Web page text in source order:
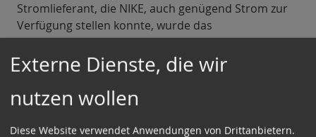
Stromlieferant, die NIKE, auch genügend Strom zur
Verfügung stellen konnte, wurde das
Transformatorenhäuschen (jetzt
Mausfallenmuseum) errichtet.
In der Nachkriegszeit ärgerte sich Kreuzkamp über
die hohen Strompreise. Deshalb schaffte er sich
einen Schwerölmotor an (Herforder Motor) und
Externe Dienste, die wir
nutzen wollen
Diese Website verwendet Anwendungen von Drittanbietern.